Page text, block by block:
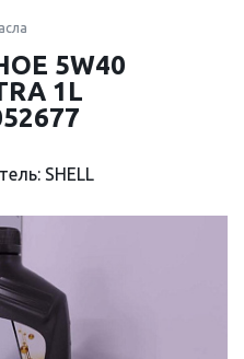
5W40
1L
SHELL